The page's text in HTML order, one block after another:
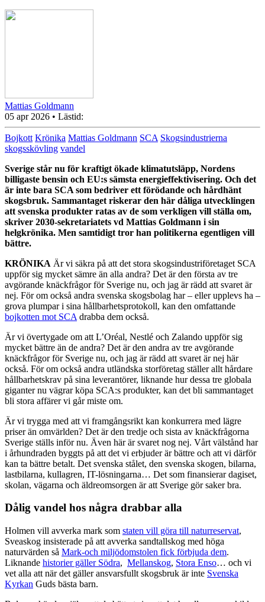
Mattias Goldmann
05 apr 2026 • Lästid:
Bojkott Krönika Mattias Goldmann SCA Skogsindustrierna
skogsskövling vandel
Sverige står nu för kraftigt ökade klimatutsläpp, Nordens
billigaste bensin och EU:s sämsta energieffektivisering. Och det
är inte bara SCA som bedriver ett förödande och hårdhänt
skogsbruk. Sammantaget riskerar den här dåliga utvecklingen
att svenska produkter ratas av de som verkligen vill ställa om,
skriver 2030-sekretariatets vd Mattias Goldmann i sin
helgkrönika. Men samtidigt tror han politikerna egentligen vill
bättre.
KRÖNIKA Är vi säkra på att det stora skogsindustriföretaget SCA
uppför sig mycket sämre än alla andra? Det är den första av tre
avgörande knäckfrågor för Sverige nu, och jag är rädd att svaret är
nej. För om också andra svenska skogsbolag har – eller upplevs ha –
grova plumpar i sina hållbarhetsprotokoll, kan den omfattande
bojkotten mot SCA drabba dem också.
Är vi övertygade om att L’Oréal, Nestlé och Zalando uppför sig
mycket bättre än de andra? Det är den andra av tre avgörande
knäckfrågor för Sverige nu, och jag är rädd att svaret är nej här
också. För om också andra utländska storföretag ställer allt hårdare
hållbarhetskrav på sina leverantörer, liknande hur dessa tre globala
giganter nu vägrar köpa SCA:s produkter, kan det bli sammantaget
bli stora affärer vi går miste om.
Är vi trygga med att vi framgångsrikt kan konkurrera med lägre
priser än omvärlden? Det är den tredje och sista av knäckfrågorna
Sverige ställs inför nu. Även här är svaret nog nej. Vårt välstånd har
i århundraden byggts på att det vi erbjuder är bättre och att vi därför
kan ta bättre betalt. Det svenska stålet, den svenska skogen, bilarna,
lastbilarna, kullagren, IT-lösningarna… Det som finansierar dagiset,
skolan, vägarna och äldreomsorgen är att Sverige gör saker bra.
Dålig vandel hos några drabbar alla
Holmen vill avverka mark som staten vill göra till naturreservat,
Sveaskog insisterade på att avverka sandtallskog med höga
naturvärden så Mark-och miljödomstolen fick förbjuda dem.
Liknande historier gäller Södra, Mellanskog, Stora Enso… och vi
vet alla att när det gäller ansvarsfullt skogsbruk är inte Svenska
Kyrkan Guds bästa barn.